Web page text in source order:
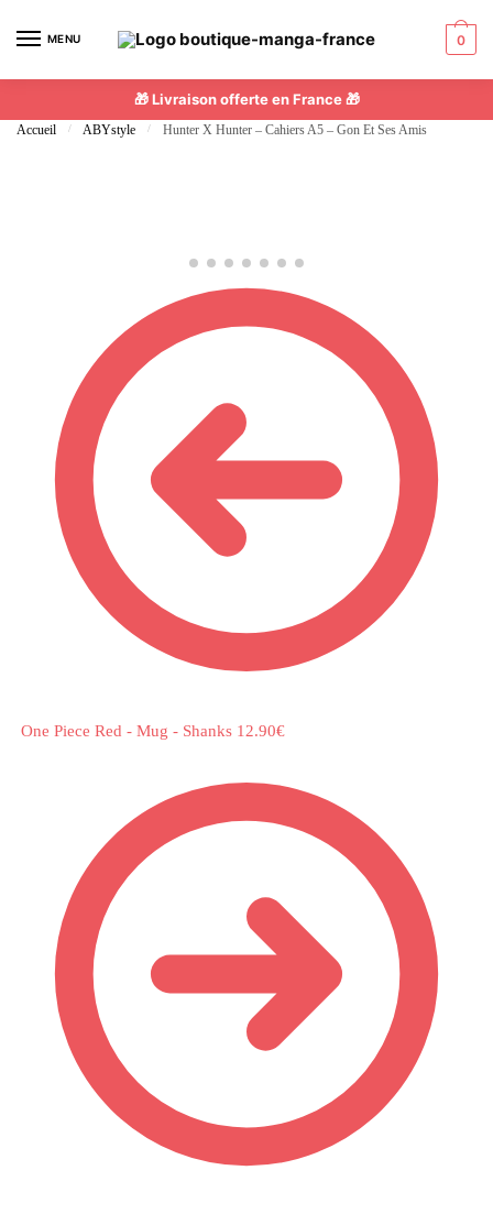
MENU 0
🎁 Livraison offerte en France 🎁
Accueil / ABYstyle / Hunter X Hunter – Cahiers A5 – Gon Et Ses Amis
One Piece Red - Mug - Shanks 12.90€